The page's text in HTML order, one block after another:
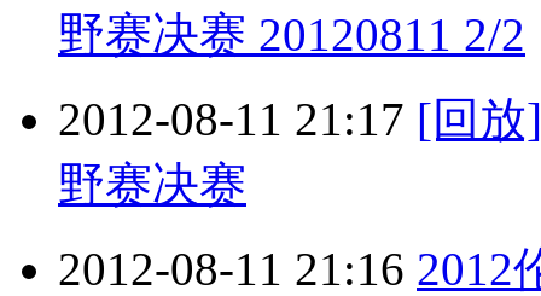
野赛决赛 20120811 2/2
2012-08-11 21:17 [回放
野赛决赛
2012-08-11 21:16 2012